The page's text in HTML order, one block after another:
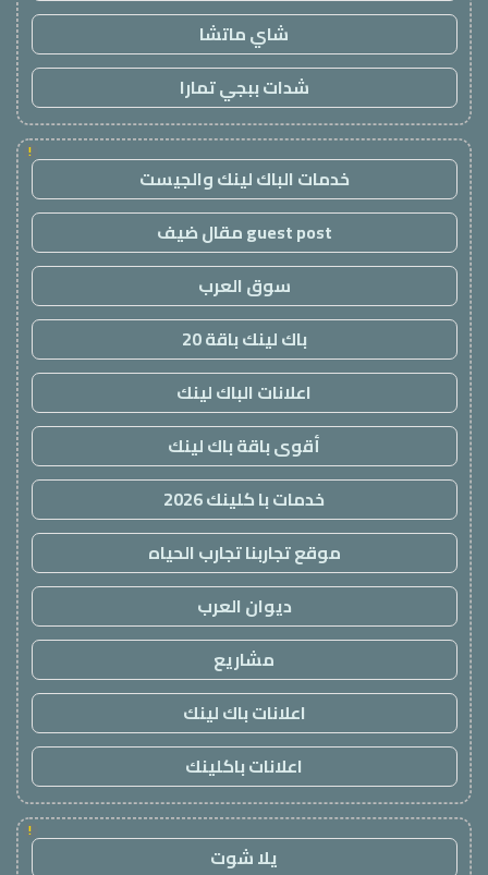
شاي ماتشا
شدات ببجي تمارا
!
خدمات الباك لينك والجيست
guest post مقال ضيف
سوق العرب
باك لينك باقة 20
اعلانات الباك لينك
أقوى باقة باك لينك
خدمات با كلينك 2026
موقع تجاربنا تجارب الحياه
ديوان العرب
مشاريع
اعلانات باك لينك
اعلانات باكلينك
!
يلا شوت